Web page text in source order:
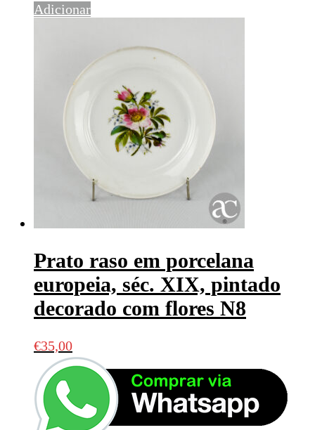
Adicionar
Prato raso em porcelana
europeia, séc. XIX, pintado
decorado com flores N8
€35,00